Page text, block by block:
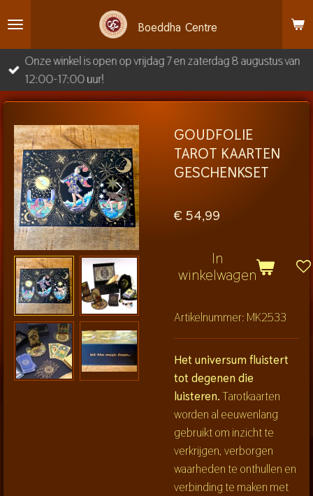
direct
naar
de
hoofdinhoud
Boeddha Centre
Onze winkel is open op vrijdag 7 en zaterdag 8 augustus van
12:00-17:00 uur!
GOUDFOLIE
TAROT KAARTEN
GESCHENKSET
€ 54,99
In
winkelwagen
Artikelnummer: MK2533
Het universum fluistert
tot degenen die
luisteren.Tarotkaarten
worden al eeuwenlang
gebruikt om inzicht te
verkrijgen, verborgen
waarheden te onthullen en
verbinding te maken met